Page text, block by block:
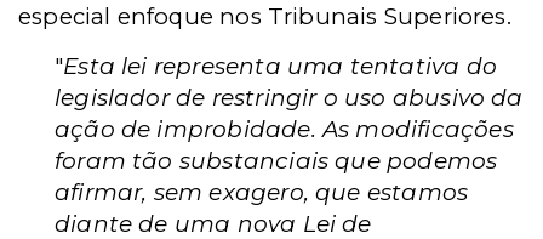
especial enfoque nos Tribunais Superiores.
"Esta lei representa uma tentativa do
legislador de restringir o uso abusivo da
ação de improbidade. As modificações
foram tão substanciais que podemos
afirmar, sem exagero, que estamos
diante de uma nova Lei de